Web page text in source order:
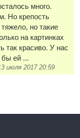
много.
Но крепость
но такие
на картинках
так красиво. У нас
ей ...
июля 2017 20:59